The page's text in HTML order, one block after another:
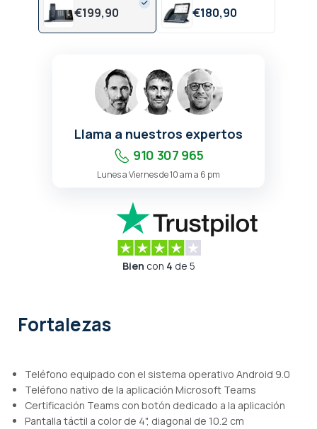
€199,90 €180,90
Llama a nuestros expertos
910 307 965
Lunes a Viernes de 10 am a 6 pm
Bien con 4 de 5
Fortalezas
Teléfono equipado con el sistema operativo Android 9.0
Teléfono nativo de la aplicación Microsoft Teams
Certificación Teams con botón dedicado a la aplicación
Pantalla táctil a color de 4", diagonal de 10.2 cm